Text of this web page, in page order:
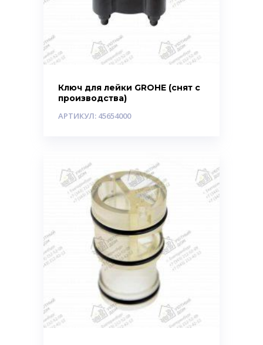
Ключ для лейки GROHE (снят с
производства)
АРТИКУЛ: 45654000